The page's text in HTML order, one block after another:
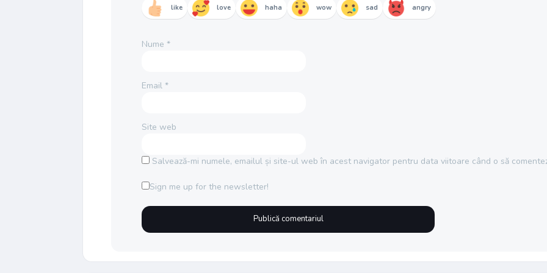
like love haha wow sad angry
Nume*
Email*
Site web
Salvează-mi numele, emailul și site-ul web în acest navigator pentru data viitoare când o să
Sign me up for the newsletter!